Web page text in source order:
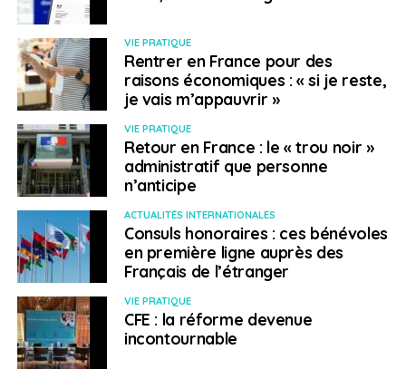
VIE PRATIQUE
Rentrer en France pour des
raisons économiques : « si je reste,
je vais m’appauvrir »
VIE PRATIQUE
Retour en France : le « trou noir »
administratif que personne
n’anticipe
ACTUALITÉS INTERNATIONALES
Consuls honoraires : ces bénévoles
en première ligne auprès des
Français de l’étranger
VIE PRATIQUE
CFE : la réforme devenue
incontournable